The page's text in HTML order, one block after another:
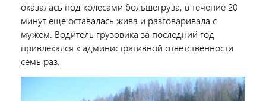
оказалась под колесами большегруза, в течение 20
минут еще оставалась жива и разговаривала с
мужем. Водитель грузовика за последний год
привлекался к административной ответственности
семь раз.